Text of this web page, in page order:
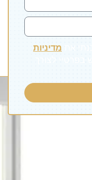
את מדיניות
לצורך